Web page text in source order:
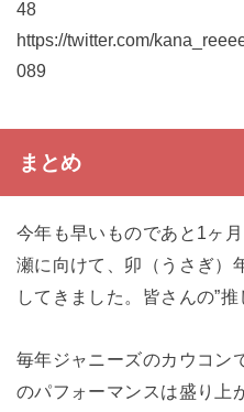
48
https://twitter.com/
089
まとめ
今年も早いものであと1ヶ
瀬に向けて、卯（うさぎ）
してきました。皆さんの”
毎年ジャニーズのカウコン
のパフォーマンスは盛り上